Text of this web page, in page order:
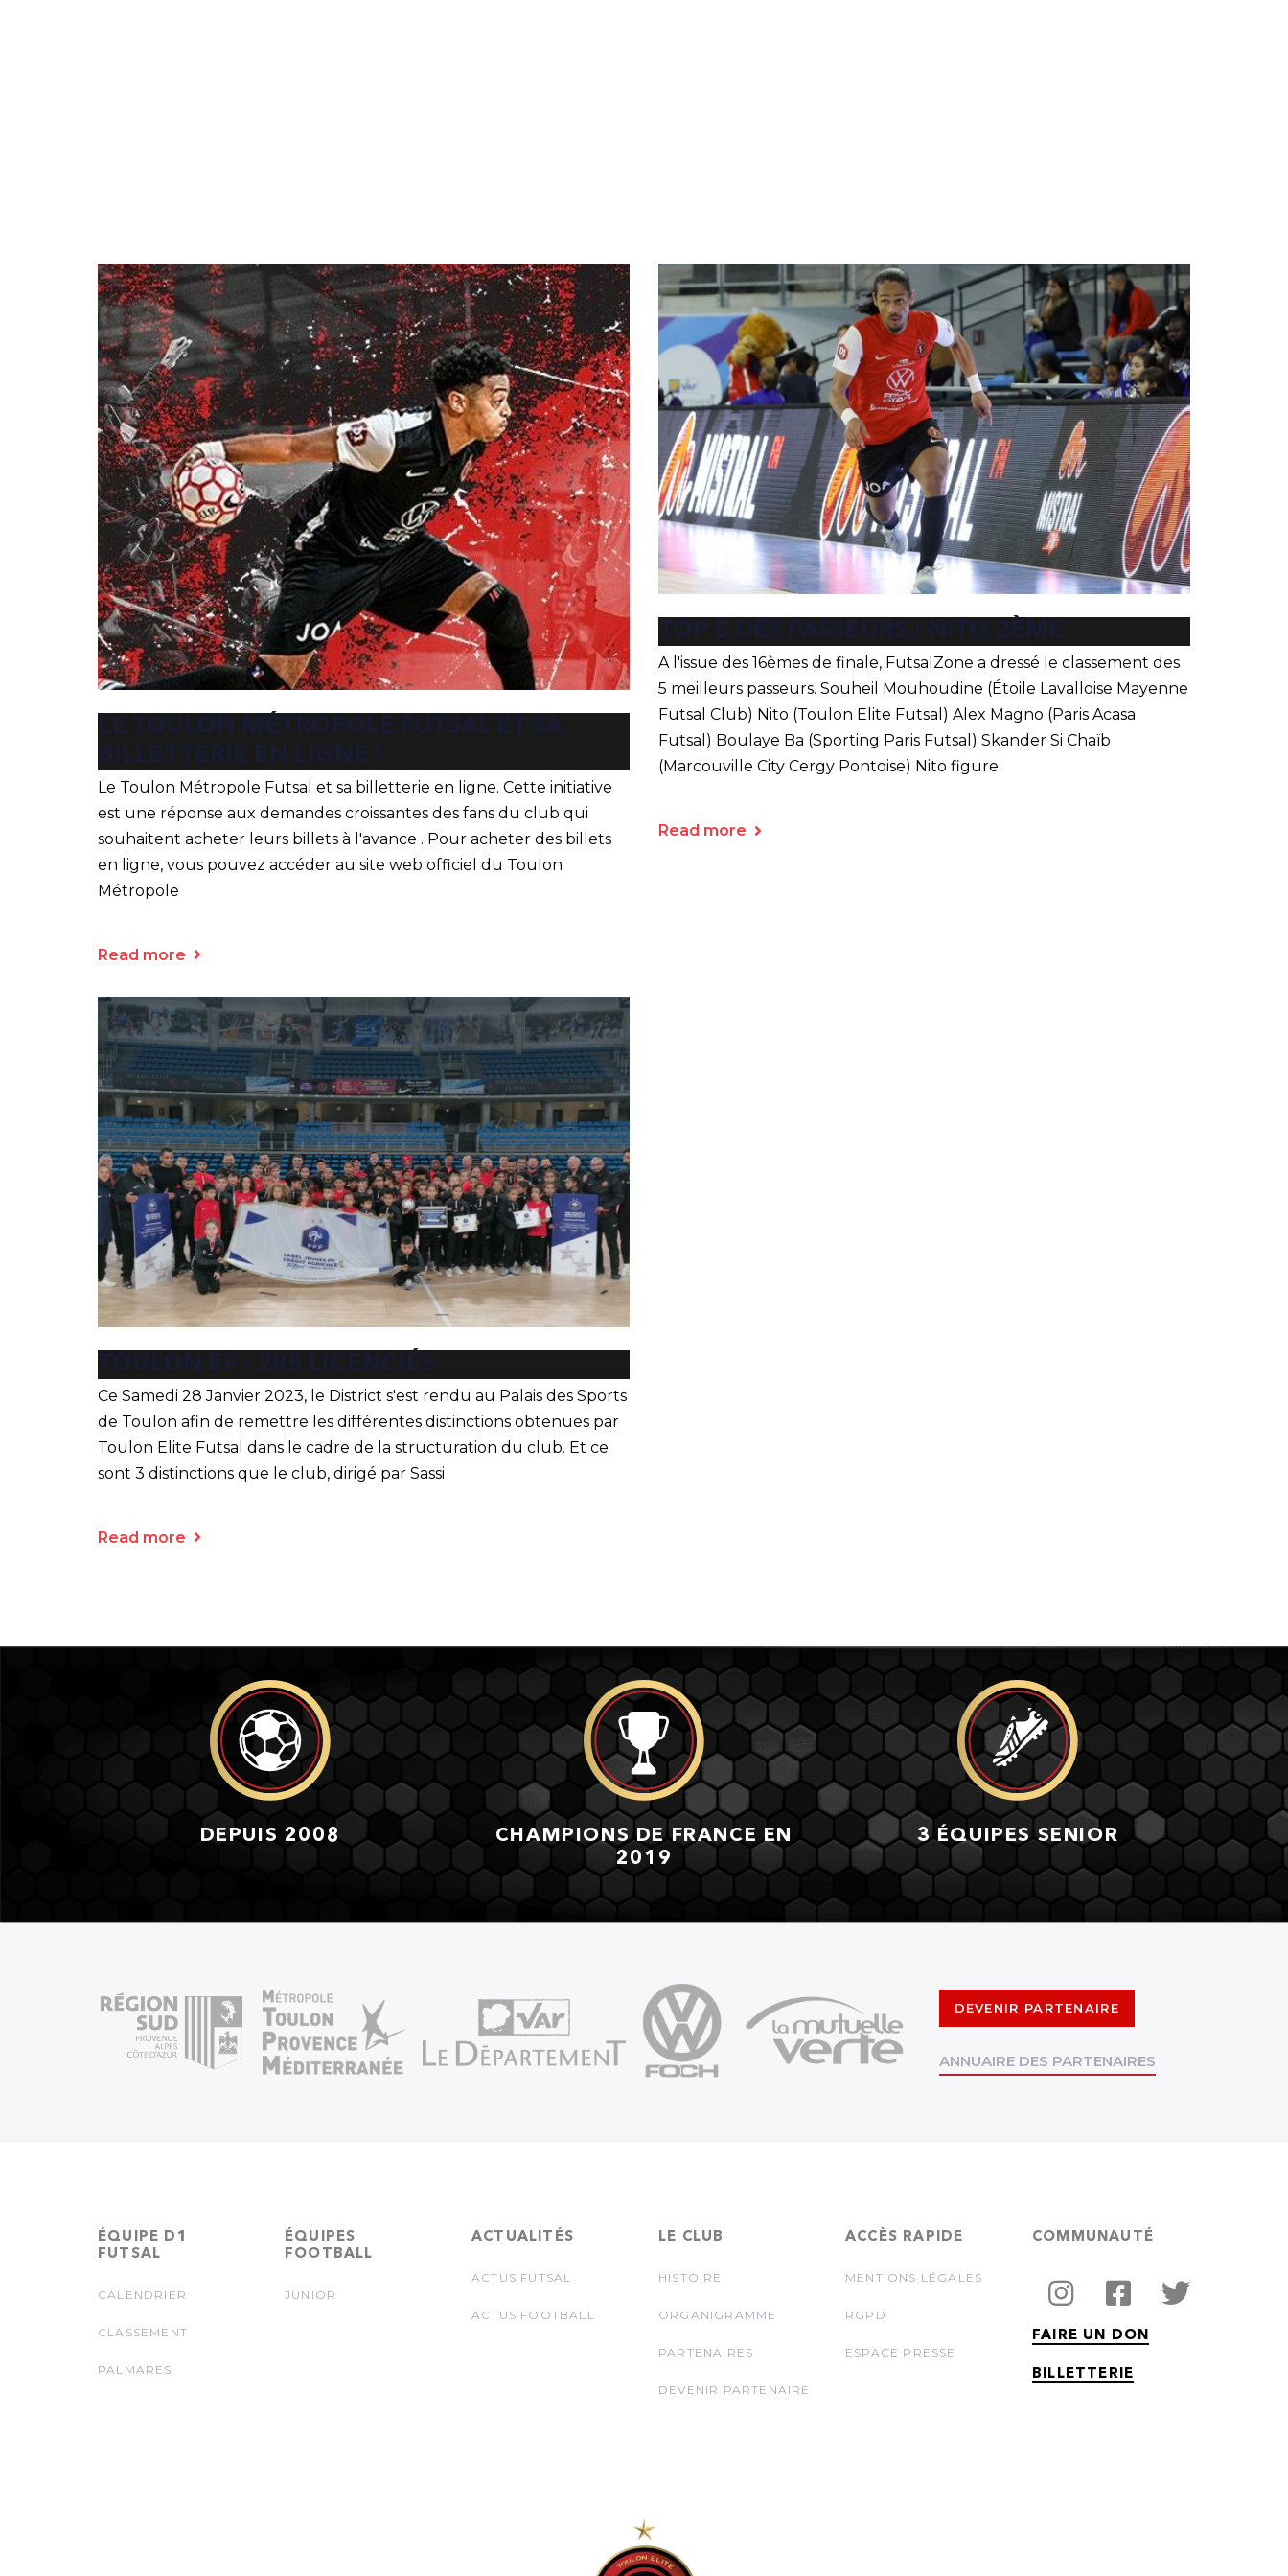
LE TOULON MÉTROPOLE FUTSAL ET SA
BILLETTERIE EN LIGNE !
Le Toulon Métropole Futsal et sa billetterie en ligne. Cette initiative
est une réponse aux demandes croissantes des fans du club qui
souhaitent acheter leurs billets à l'avance . Pour acheter des billets
en ligne, vous pouvez accéder au site web officiel du Toulon
Métropole
Read more
TOP 5 DES PASSEURS : NITO 2ÈME
A l'issue des 16èmes de finale, FutsalZone a dressé le classement des
5 meilleurs passeurs. Souheil Mouhoudine (Étoile Lavalloise Mayenne
Futsal Club) Nito (Toulon Elite Futsal) Alex Magno (Paris Acasa
Futsal) Boulaye Ba (Sporting Paris Futsal) Skander Si Chaïb
(Marcouville City Cergy Pontoise) Nito figure
Read more
TOULON EF : 285 LICENCIÉS
Ce Samedi 28 Janvier 2023, le District s'est rendu au Palais des Sports
de Toulon afin de remettre les différentes distinctions obtenues par
Toulon Elite Futsal dans le cadre de la structuration du club. Et ce
sont 3 distinctions que le club, dirigé par Sassi
Read more
DEPUIS 2008
CHAMPIONS DE FRANCE EN
2019
3 ÉQUIPES SENIOR
DEVENIR PARTENAIRE
ANNUAIRE DES PARTENAIRES
ÉQUIPE D1
FUTSAL
CALENDRIER
CLASSEMENT
PALMARES
ÉQUIPES
FOOTBALL
JUNIOR
ACTUALITÉS
ACTUS FUTSAL
ACTUS FOOTBALL
LE CLUB
HISTOIRE
ORGANIGRAMME
PARTENAIRES
DEVENIR PARTENAIRE
ACCÈS RAPIDE
MENTIONS LÉGALES
RGPD
ESPACE PRESSE
COMMUNAUTÉ
FAIRE UN DON
BILLETTERIE